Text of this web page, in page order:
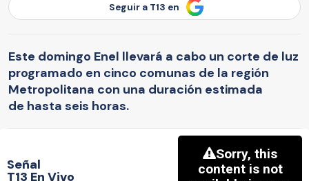
Seguir a T13 en
Este domingo Enel llevará a cabo un corte de luz
programado en cinco comunas de la región
Metropolitana con una duración estimada
de hasta seis horas.
Señal
T13 En Vivo